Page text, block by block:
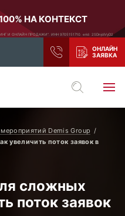
НА КОНТЕКСТ
И ОНЛАЙН ПРОДАЖИ". ИНН 9705151710. erid: 2SDnjdiVyD2
Тамбов
Demis Group
увеличить поток заявок в
сложных
поток заявок